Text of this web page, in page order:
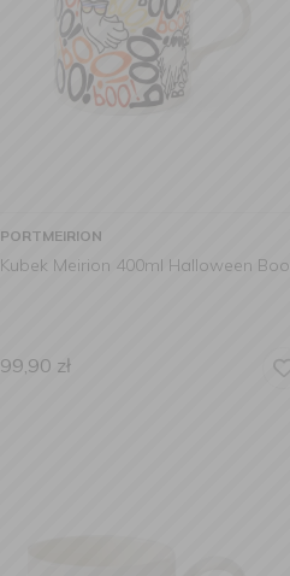
PORTMEIRION
Kubek Meirion 400ml Halloween Boo
99,90 zł